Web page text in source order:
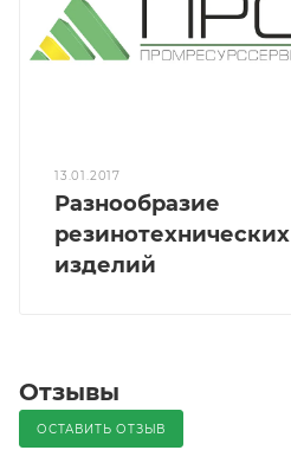
13.01.2017
Разнообразие
резинотехнических
изделий
Отзывы
ОСТАВИТЬ ОТЗЫВ